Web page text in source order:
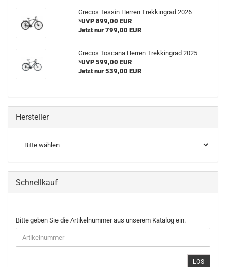
Grecos Tessin Herren Trekkingrad 2026
*UVP 899,00 EUR
Jetzt nur 799,00 EUR
Grecos Toscana Herren Trekkingrad 2025
*UVP 599,00 EUR
Jetzt nur 539,00 EUR
Hersteller
Schnellkauf
BITTE
GEBEN
SIE
DIE
Bitte geben Sie die Artikelnummer aus unserem Katalog ein.
LOS